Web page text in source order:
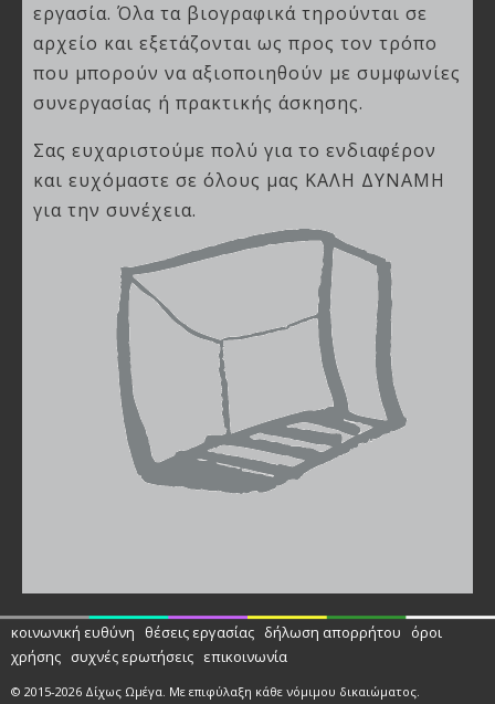
εργασία. Όλα τα βιογραφικά τηρούνται σε
αρχείο και εξετάζονται ως προς τον τρόπο
που μπορούν να αξιοποιηθούν με συμφωνίες
συνεργασίας ή πρακτικής άσκησης.
Σας ευχαριστούμε πολύ για το ενδιαφέρον
και ευχόμαστε σε όλους μας ΚΑΛΗ ΔΥΝΑΜΗ
για την συνέχεια.
κοινωνική ευθύνη θέσεις εργασίας δήλωση απορρήτου
όροι
χρήσης συχνές ερωτήσεις επικοινωνία
© 2015-2026 Δίχως Ωμέγα. Με επιφύλαξη κάθε νόμιμου δικαιώματος.